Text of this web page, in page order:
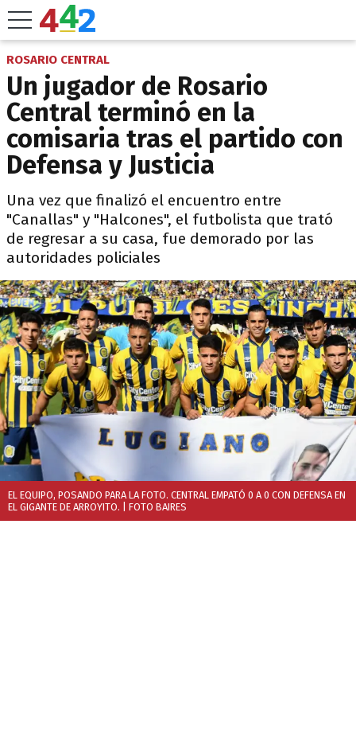
ROSARIO CENTRAL
Un jugador de Rosario
Central terminó en la
comisaria tras el partido con
Defensa y Justicia
Una vez que finalizó el encuentro entre
"Canallas" y "Halcones", el futbolista que trató
de regresar a su casa, fue demorado por las
autoridades policiales
EL EQUIPO, POSANDO PARA LA FOTO. CENTRAL EMPATÓ 0 A 0 CON DEFENSA EN
EL GIGANTE DE ARROYITO. | FOTO BAIRES